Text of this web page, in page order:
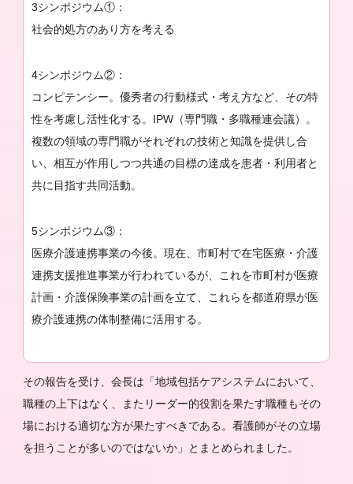
3シンポジウム①：
社会的処方のあり方を考える
4シンポジウム②：
コンピテンシー。優秀者の行動様式・考え方など、その特
性を考慮し活性化する。IPW（専門職・多職種連会議）。
複数の領域の専門職がそれぞれの技術と知識を提供し合
い、相互が作用しつつ共通の目標の達成を患者・利用者と
共に目指す共同活動。
5シンポジウム③：
医療介護連携事業の今後。現在、市町村で在宅医療・介護
連携支援推進事業が行われているが、これを市町村が医療
計画・介護保険事業の計画を立て、これらを都道府県が医
療介護連携の体制整備に活用する。
その報告を受け、会長は「地域包括ケアシステムにおいて、
職種の上下はなく、またリーダー的役割を果たす職種もその
場における適切な方が果たすべきである。看護師がその立場
を担うことが多いのではないか」とまとめられました。